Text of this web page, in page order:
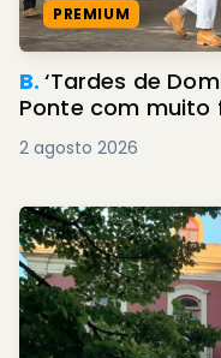
PREMIUM
B.‘Tardes de
Ponte com muito
2 agosto 2026